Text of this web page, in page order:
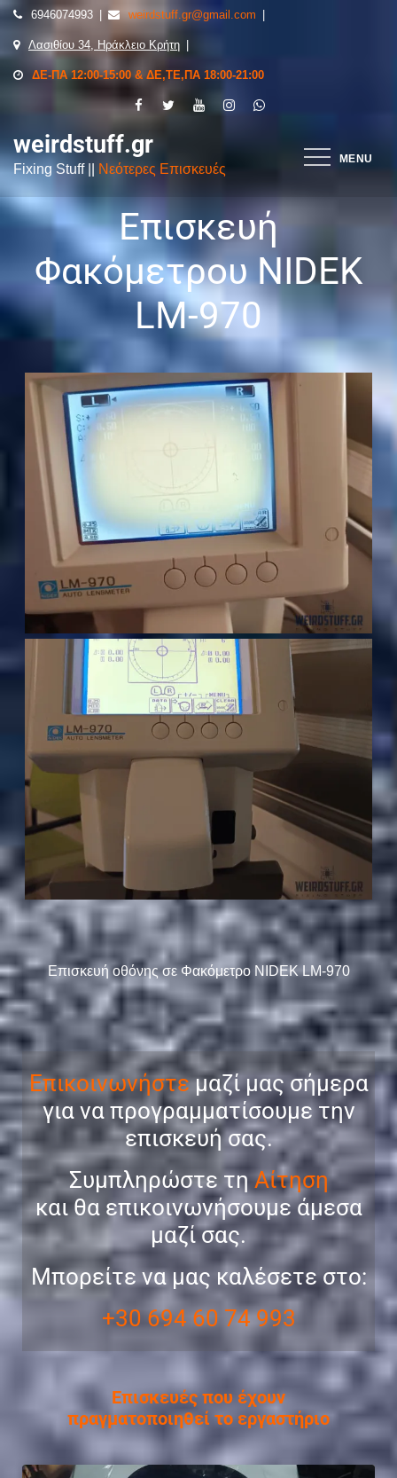
6946074993 weirdstuff.gr@gmail.com
Λασιθίου 34, Ηράκλειο Κρήτη
ΔΕ-ΠΑ 12:00-15:00 & ΔΕ,ΤΕ,ΠΑ 18:00-21:00
MENU
weirdstuff.gr
Fixing Stuff || Νεότερες Επισκευές
Επισκευή
Φακόμετρου NIDEK
LM-970
Επισκευή οθόνης σε Φακόμετρο NIDEK LM-970
Επικοινωνήστεμαζί μας σήμερα
για να προγραμματίσουμε την
επισκευή σας.
Συμπληρώστε τη Αίτηση
και θα επικοινωνήσουμε άμεσα
μαζί σας.
Μπορείτε να μας καλέσετε στο:
+30 694 60 74 993
Επισκευές που έχουν
πραγματοποιηθεί το εργαστήριο